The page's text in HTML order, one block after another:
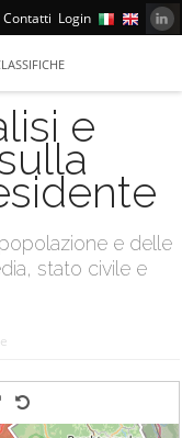
Contatti Login
e
e delle
stato civile e